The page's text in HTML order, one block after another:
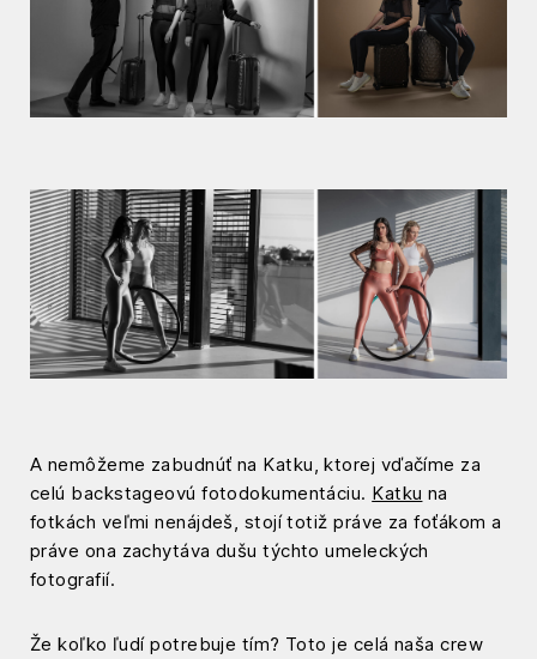
A nemôžeme zabudnúť na Katku, ktorej vďačíme za
celú backstageovú fotodokumentáciu. Katku na
fotkách veľmi nenájdeš, stojí totiž práve za foťákom a
práve ona zachytáva dušu týchto umeleckých
fotografií.
Že koľko ľudí potrebuje tím? Toto je celá naša crew